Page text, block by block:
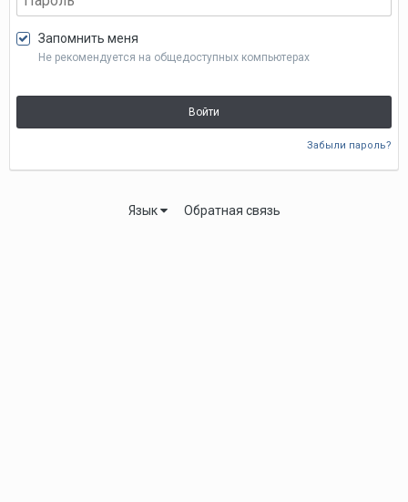
Запомнить меня
Не рекомендуется на общедоступных компьютерах
Войти
Забыли пароль?
Язык Обратная связь